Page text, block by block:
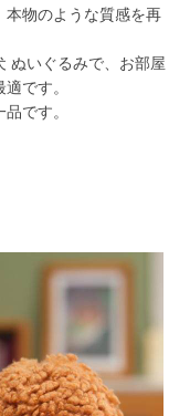
本物のような質感を再
ぬいぐるみで、お部屋
です。
です。